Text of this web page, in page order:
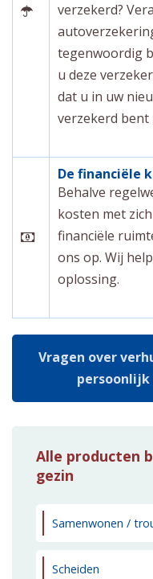
verzekerd?
tegenwoordig
u deze
dat u in uw
verzekerd bent
De financiële
Behalve
kosten met
financiële
ons op. Wij
oplossing.
Vragen over
persoonlijk
Alle producten
gezin
Samenwonen /
Scheiden